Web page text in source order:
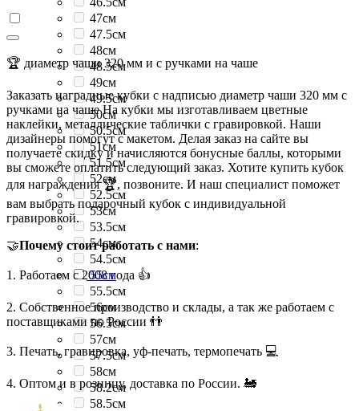
47см
47.5см
48см
48.5см
49см
49.5см
50см
50.5см
51см
51.5см
52см
52.5см
53см
53.5см
54см
54.5см
55см
55.5см
56см
56.5см
57см
57.5см
58см
58.2см
58.5см
🏆 диаметр чаши 320 мм и с ручками на чаше
Заказать наградные кубки с надписью диаметр чаши 320 мм с
ручками на чаше На кубки мы изготавливаем цветные
наклейки, металлические таблички с гравировкой. Наши
дизайнеры помогут с макетом. Делая заказ на сайте вы
получаете скидку и начисляются бонусные баллы, которыми
вы сможете оплатить следующий заказ. Хотите купить кубок
для награждения 🏆, позвоните. И наш специалист поможет
вам выбрать подарочный кубок с индивидуальной
гравировкой.
🤝Почему стоит работать с нами:
1. Работаем с 2008 года 👍
2. Собственное производство и склады, а так же работаем с
поставщиками по России 👬
3. Печать, гравировка, уф-печать, термопечать 💻
4. Оптом и в розницу, доставка по России. 🚂